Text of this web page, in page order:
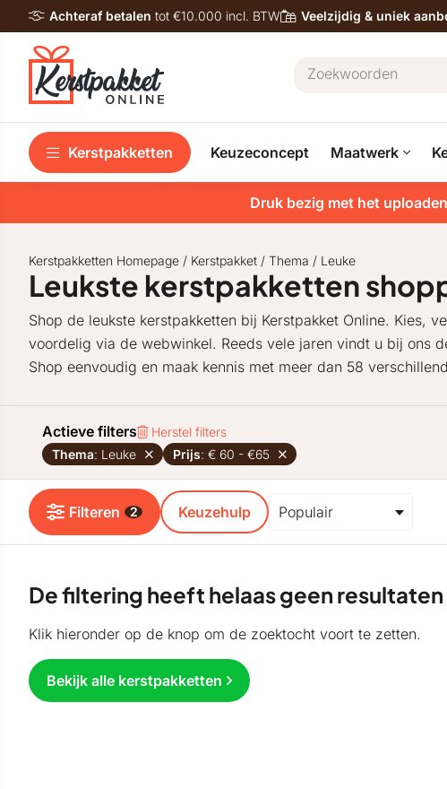
Achteraf betalen tot €10.000 incl. BTW Veelzijdig & uniek
Kerstpakketten Keuzeconcept Maatwerk
Druk bezig met het
Kerstpakketten Homepage / Kerstpakket / Thema / Leuke
Leukste kerstpakketten
Shop de leukste kerstpakketten bij Kerstpakket Online. Kies,
voordelig via de webwinkel. Reeds vele jaren vindt u bij ons
Shop eenvoudig en maak kennis met meer dan 58
Actieve filters
Herstel filters
Thema: Leuke Prijs: € 60 - €65
Filteren 2 Keuzehulp
De filtering heeft helaas geen
Klik hieronder op de knop om de zoektocht voort te zetten.
Bekijk alle kerstpakketten